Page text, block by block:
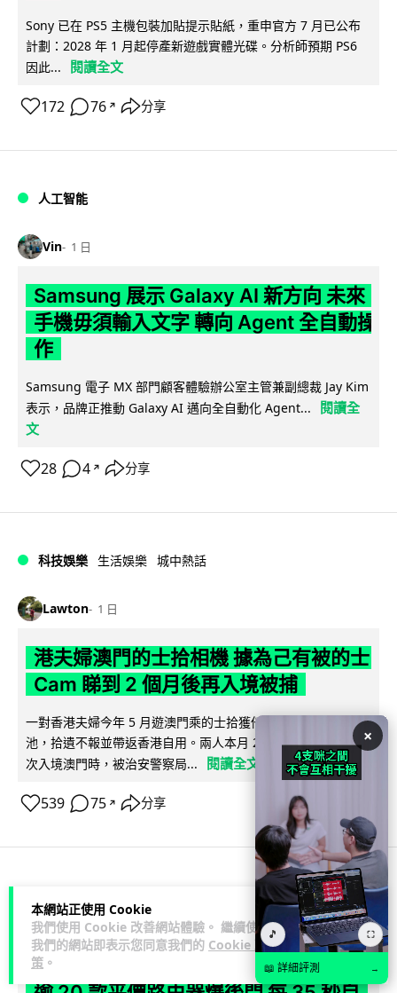
本網站正使用 Cookie
我們使用 Cookie 改善網站體驗。 繼續使用
我們的網站即表示您同意我們的 Cookie 政
策 。
Sony 已在 PS5 主機包裝加貼提示貼紙，重申官方 7 月已公布
計劃：2028 年 1 月起停產新遊戲實體光碟。分析師預期 PS6
因此...
閱讀全文
172 76 ↗ 分享
人工智能
Vin 1 日
Samsung 展示 Galaxy AI 新方向 未來
手機毋須輸入文字 轉向 Agent 全自動操
作
Samsung 電子 MX 部門顧客體驗辦公室主管兼副總裁 Jay Kim
表示，品牌正推動 Galaxy AI 邁向全自動化 Agent...
閱讀全
文
28 4 ↗ 分享
科技娛樂 生活娛樂 城中熱話
Lawton 1 日
港夫婦澳門的士拾相機 據為己有被的士
Cam 睇到 2 個月後再入境被捕
一對香港夫婦今年 5 月遊澳門乘的士拾獲他人遺留相機及電
池，拾遺不報並帶返香港自用。兩人本月 2 日經港珠澳大橋再
次入境澳門時，被治安警察局...
閱讀全文
539 75 ↗ 分享
Vin 1 日
×
🎵 ⛶
📖 詳細評測 →